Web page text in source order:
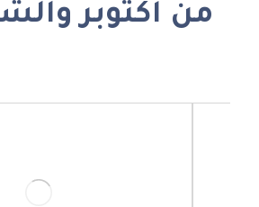
من أكتوبر